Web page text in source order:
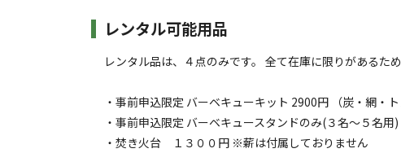
レンタル可能用品
レンタル品は、４点のみです。 全て在庫に限りがあるた
・事前申込限定 バーベキューキット 2900円 （炭・網・
・事前申込限定 バーベキュースタンドのみ(３名～５名用
・焚き火台 １３００円 ※薪は付属しておりません